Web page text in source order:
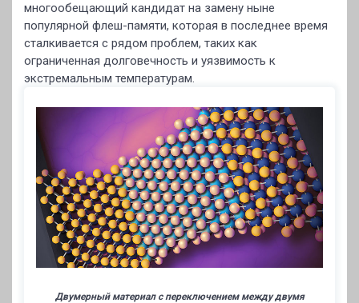
многообещающий кандидат на замену ныне
популярной флеш-памяти, которая в последнее время
сталкивается с рядом проблем, таких как
ограниченная долговечность и уязвимость к
экстремальным температурам.
Двумерный материал с переключением между двумя